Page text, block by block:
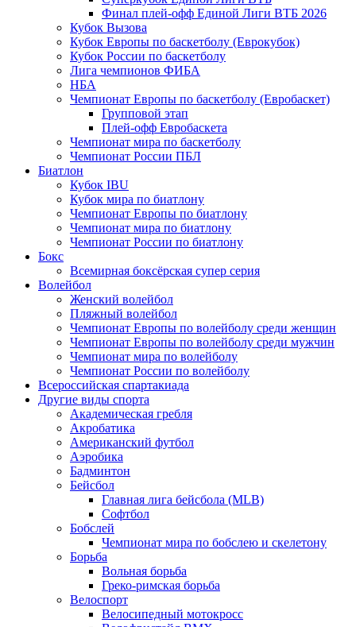
Финал плей-офф Единой Лиги ВТБ 2026
Кубок Вызова
Кубок Европы по баскетболу (Еврокубок)
Кубок России по баскетболу
Лига чемпионов ФИБА
НБА
Чемпионат Европы по баскетболу (Евробаскет)
Групповой этап
Плей-офф Евробаскета
Чемпионат мира по баскетболу
Чемпионат России ПБЛ
Биатлон
Кубок IBU
Кубок мира по биатлону
Чемпионат Европы по биатлону
Чемпионат мира по биатлону
Чемпионат России по биатлону
Бокс
Всемирная боксёрская супер серия
Волейбол
Женский волейбол
Пляжный волейбол
Чемпионат Европы по волейболу среди женщин
Чемпионат Европы по волейболу среди мужчин
Чемпионат мира по волейболу
Чемпионат России по волейболу
Всероссийская спартакиада
Другие виды спорта
Академическая гребля
Акробатика
Американский футбол
Аэробика
Бадминтон
Бейсбол
Главная лига бейсбола (MLB)
Софтбол
Бобслей
Чемпионат мира по бобслею и скелетону
Борьба
Вольная борьба
Греко-римская борьба
Велоспорт
Велосипедный мотокросс